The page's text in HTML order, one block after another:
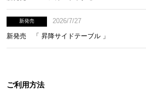
新発売
2026/7/27
新発売 「 昇降サイドテーブル 」
ご利用方法